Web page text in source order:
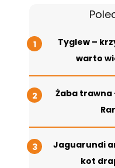
Tyglew –
warto
Żaba trawna
Jaguarundi
kot